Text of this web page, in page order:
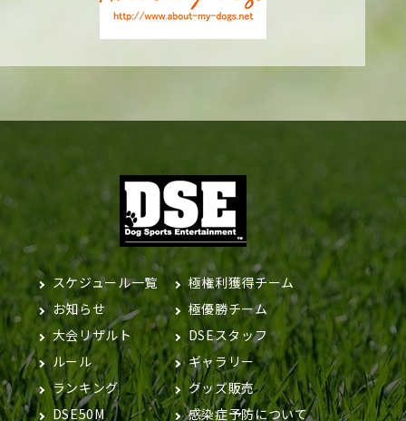
スケジュール一覧
お知らせ
大会リザルト
ルール
ランキング
DSE50M
極権利獲得チーム
極優勝チーム
DSEスタッフ
ギャラリー
グッズ販売
感染症予防について